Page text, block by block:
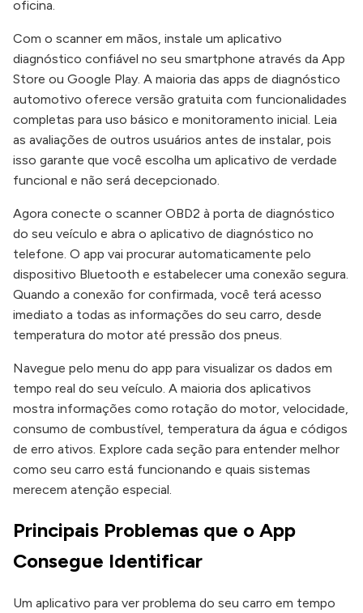
oficina.
Com o scanner em mãos, instale um aplicativo
diagnóstico confiável no seu smartphone através da App
Store ou Google Play. A maioria das apps de diagnóstico
automotivo oferece versão gratuita com funcionalidades
completas para uso básico e monitoramento inicial. Leia
as avaliações de outros usuários antes de instalar, pois
isso garante que você escolha um aplicativo de verdade
funcional e não será decepcionado.
Agora conecte o scanner OBD2 à porta de diagnóstico
do seu veículo e abra o aplicativo de diagnóstico no
telefone. O app vai procurar automaticamente pelo
dispositivo Bluetooth e estabelecer uma conexão segura.
Quando a conexão for confirmada, você terá acesso
imediato a todas as informações do seu carro, desde
temperatura do motor até pressão dos pneus.
Navegue pelo menu do app para visualizar os dados em
tempo real do seu veículo. A maioria dos aplicativos
mostra informações como rotação do motor, velocidade,
consumo de combustível, temperatura da água e códigos
de erro ativos. Explore cada seção para entender melhor
como seu carro está funcionando e quais sistemas
merecem atenção especial.
Principais Problemas que o App
Consegue Identificar
Um aplicativo para ver problema do seu carro em tempo